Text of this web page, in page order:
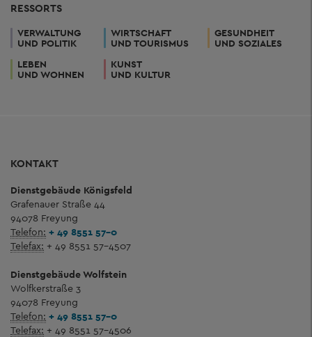
RESSORTS
VERWALTUNG
UND POLITIK
WIRTSCHAFT
UND TOURISMUS
GESUNDHEIT
UND SOZIALES
LEBEN
UND WOHNEN
KUNST
UND KULTUR
KONTAKT
Dienstgebäude Königsfeld
Grafenauer Straße 44
94078 Freyung
Telefon: + 49 8551 57-0
Telefax: + 49 8551 57-4507
Dienstgebäude Wolfstein
Wolfkerstraße 3
94078 Freyung
Telefon: + 49 8551 57-0
Telefax: + 49 8551 57-4506